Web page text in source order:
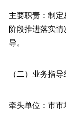
主要职责：制
阶段推进落实
导。
（二）业务指导
牵头单位：市市